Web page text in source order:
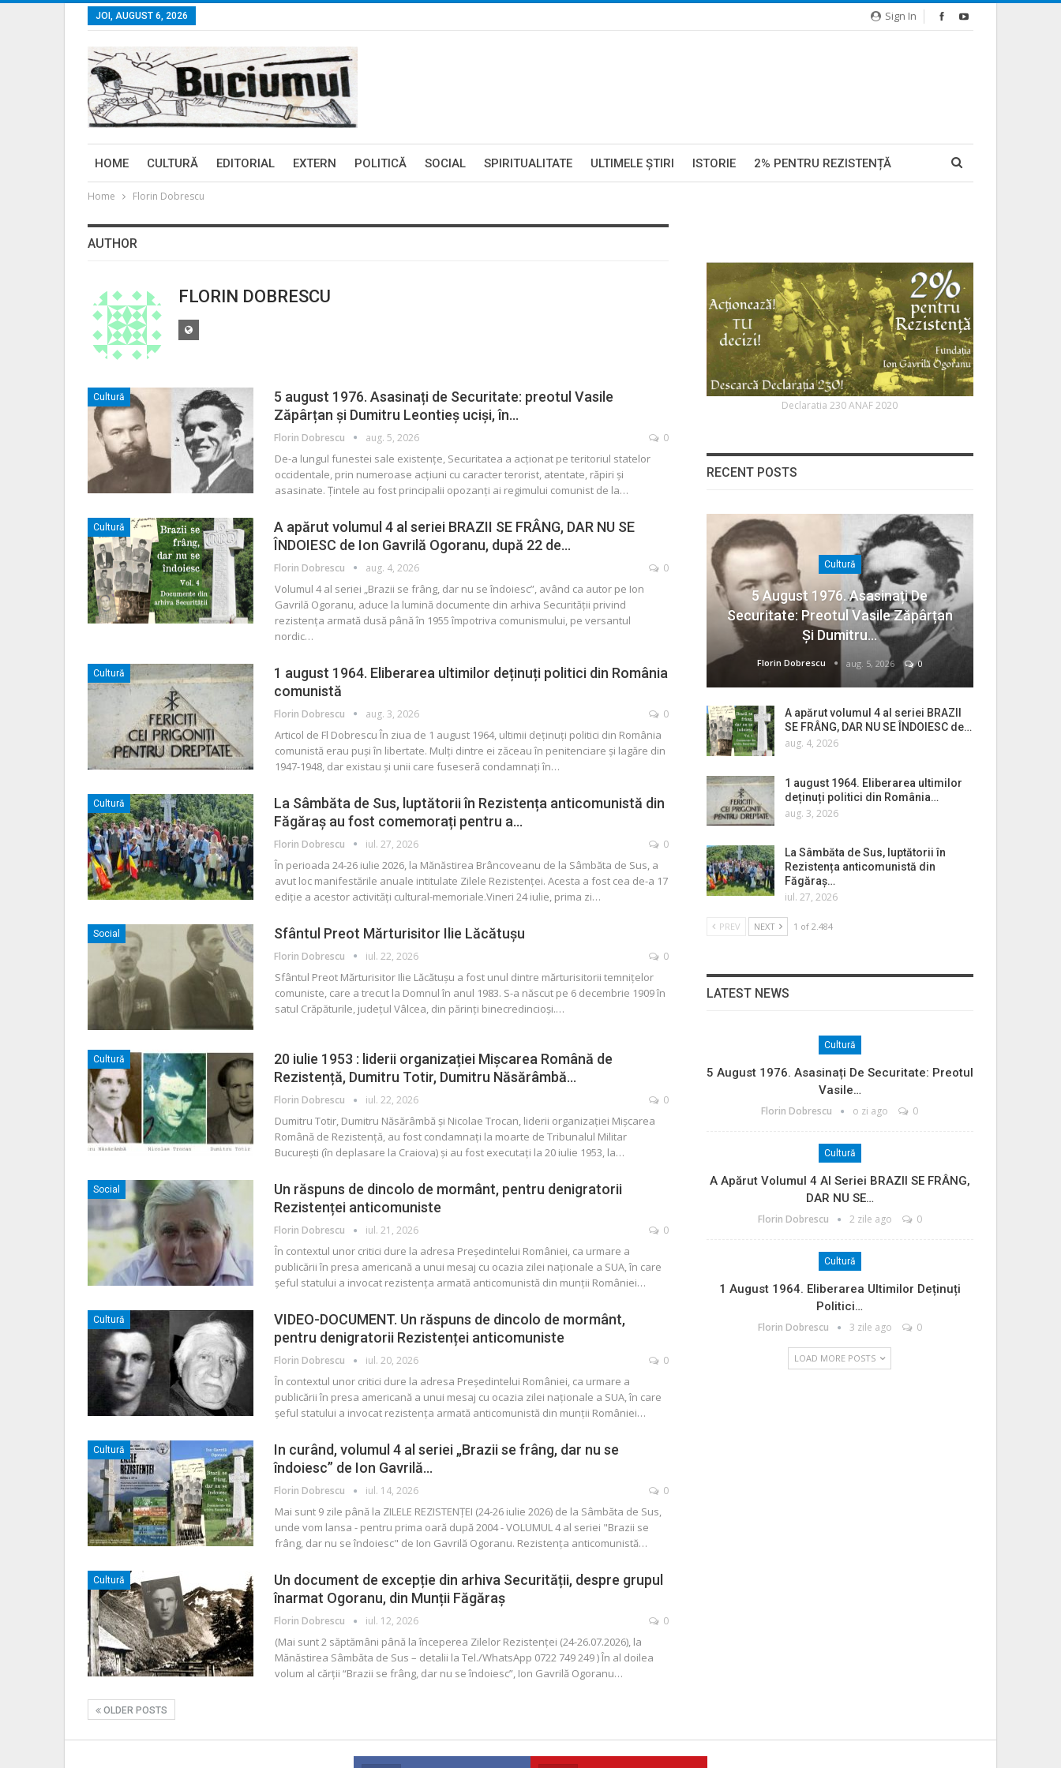
Sign In
JOI, AUGUST 6, 2026
HOME CULTURĂ EDITORIAL EXTERN POLITICĂ SOCIAL SPIRITUALITATE ULTIMELE ŞTIRI ISTORIE 2% PENTRU REZISTENȚĂ
Home Florin Dobrescu
AUTHOR
FLORIN DOBRESCU
Cultură
5 august 1976. Asasinați de Securitate: preotul Vasile
Zăpârțan și Dumitru Leontieș uciși, în…
Florin Dobrescu aug. 5, 2026 0
De-a lungul funestei sale existențe, Securitatea a acționat pe teritoriul statelor
occidentale, prin numeroase acțiuni cu caracter terorist, atentate, răpiri și
asasinate. Țintele au fost principalii opozanți ai regimului comunist de la…
Cultură
A apărut volumul 4 al seriei BRAZII SE FRÂNG, DAR NU SE
ÎNDOIESC de Ion Gavrilă Ogoranu, după 22 de…
Florin Dobrescu aug. 4, 2026 0
Volumul 4 al seriei „Brazii se frâng, dar nu se îndoiesc”, având ca autor pe Ion
Gavrilă Ogoranu, aduce la lumină documente din arhiva Securității privind
rezistența armată dusă până în 1955 împotriva comunismului, pe versantul
nordic…
Cultură
1 august 1964. Eliberarea ultimilor deținuți politici din România
comunistă
Florin Dobrescu aug. 3, 2026 0
Articol de Fl DobrescuÎn ziua de 1 august 1964, ultimii deținuți politici din România
comunistă erau puși în libertate. Mulți dintre ei zăceau în penitenciare și lagăre din
1947-1948, dar existau și unii care fuseseră condamnați în…
Cultură
La Sâmbăta de Sus, luptătorii în Rezistența anticomunistă din
Făgăraș au fost comemorați pentru a…
Florin Dobrescu iul. 27, 2026 0
În perioada 24-26 iulie 2026, la Mănăstirea Brâncoveanu de la Sâmbăta de Sus, a
avut loc manifestările anuale intitulate Zilele Rezistenței. Acesta a fost cea de-a 17
ediție a acestor activități cultural-memoriale.Vineri 24 iulie, prima zi…
Social Sfântul Preot Mărturisitor Ilie Lăcătușu
Florin Dobrescu iul. 22, 2026 0
Sfântul Preot Mărturisitor Ilie Lăcătușu a fost unul dintre mărturisitorii temnițelor
comuniste, care a trecut la Domnul în anul 1983. S-a născut pe 6 decembrie 1909 în
satul Crăpăturile, județul Vâlcea, din părinți binecredincioși.…
Cultură
20 iulie 1953 : liderii organizației Mișcarea Română de
Rezistență, Dumitru Totir, Dumitru Năsărâmbă…
Florin Dobrescu iul. 22, 2026 0
Dumitru Totir, Dumitru Năsărâmbă și Nicolae Trocan, liderii organizației Mișcarea
Română de Rezistență, au fost condamnați la moarte de Tribunalul Militar
București (în deplasare la Craiova) și au fost executați la 20 iulie 1953, la…
Social
Un răspuns de dincolo de mormânt, pentru denigratorii
Rezistenței anticomuniste
Florin Dobrescu iul. 21, 2026 0
În contextul unor critici dure la adresa Președintelui României, ca urmare a
publicării în presa americană a unui mesaj cu ocazia zilei naționale a SUA, în care
șeful statului a invocat rezistența armată anticomunistă din munții României…
Cultură
VIDEO-DOCUMENT. Un răspuns de dincolo de mormânt,
pentru denigratorii Rezistenței anticomuniste
Florin Dobrescu iul. 20, 2026 0
În contextul unor critici dure la adresa Președintelui României, ca urmare a
publicării în presa americană a unui mesaj cu ocazia zilei naționale a SUA, în care
șeful statului a invocat rezistența armată anticomunistă din munții României…
Cultură
In curând, volumul 4 al seriei „Brazii se frâng, dar nu se
îndoiesc” de Ion Gavrilă…
Florin Dobrescu iul. 14, 2026 0
Mai sunt 9 zile până la ZILELE REZISTENȚEI (24-26 iulie 2026) de la Sâmbăta de Sus,
unde vom lansa - pentru prima oară după 2004 - VOLUMUL 4 al seriei "Brazii se
frâng, dar nu se îndoiesc" de Ion Gavrilă Ogoranu. Rezistența anticomunistă…
Cultură
Un document de excepție din arhiva Securității, despre grupul
înarmat Ogoranu, din Munții Făgăraș
Florin Dobrescu iul. 12, 2026 0
(Mai sunt 2 săptămâni până la începerea Zilelor Rezistenței (24-26.07.2026), la
Mănăstirea Sâmbăta de Sus – detalii la Tel./WhatsApp 0722 749 249 )În al doilea
volum al cărții “Brazii se frâng, dar nu se îndoiesc”, Ion Gavrilă Ogoranu…
OLDER POSTS
Declaratia 230 ANAF 2020
RECENT POSTS
Cultură
5 August 1976. Asasinați De
Securitate: Preotul Vasile Zăpârțan
Și Dumitru…
Florin Dobrescu aug. 5, 2026 0
A apărut volumul 4 al seriei BRAZII
SE FRÂNG, DAR NU SE ÎNDOIESC de…
aug. 4, 2026
1 august 1964. Eliberarea ultimilor
deținuți politici din România…
aug. 3, 2026
La Sâmbăta de Sus, luptătorii în
Rezistența anticomunistă din
Făgăraș…
iul. 27, 2026
PREV NEXT 1 of 2.484
LATEST NEWS
Cultură
5 August 1976. Asasinați De Securitate: Preotul
Vasile…
Florin Dobrescu o zi ago 0
Cultură
A Apărut Volumul 4 Al Seriei BRAZII SE FRÂNG,
DAR NU SE…
Florin Dobrescu 2 zile ago 0
Cultură
1 August 1964. Eliberarea Ultimilor Deținuți
Politici…
Florin Dobrescu 3 zile ago 0
LOAD MORE POSTS